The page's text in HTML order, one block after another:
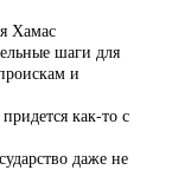
Хамас
шаги для
и
как-то с
даже не